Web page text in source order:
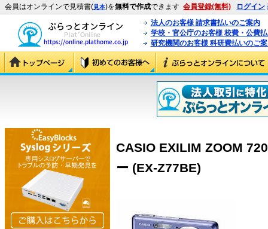
会員はオンラインで見積書(見本)を無料で作成できます 会員登録(無料) ログイン
法人のお客様 請求書払いのご案内
学校・官公庁のお客様 校費・公費
研究機関のお客様 科研費払いのご
CASIO EXILIM ZOOM
ー (EX-Z77BE)